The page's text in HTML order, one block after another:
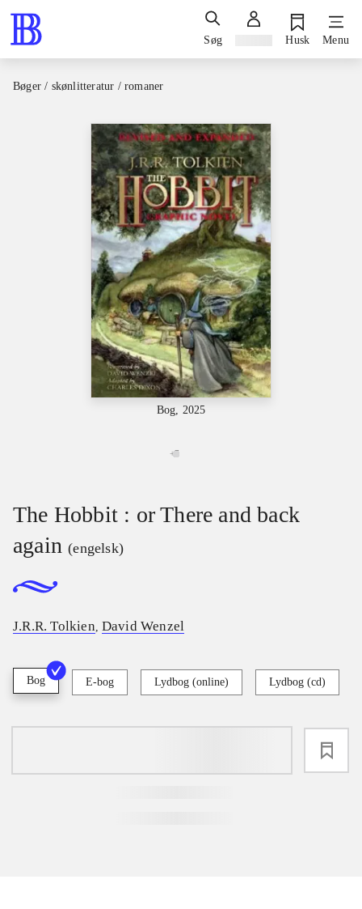
Søg Husk Menu
Bøger / skønlitteratur / romaner
Bog, 2025
+7
The Hobbit : or There and back
again (engelsk)
J.R.R. Tolkien, David Wenzel
Bog E-bog Lydbog (online) Lydbog (cd)